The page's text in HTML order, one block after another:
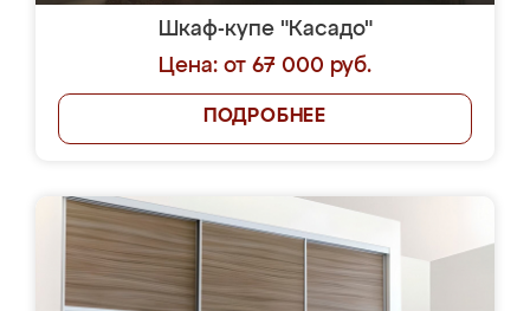
Шкаф-купе "Касадо"
Цена: от 67 000 руб.
ПОДРОБНЕЕ